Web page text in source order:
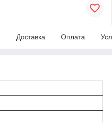
Доставка Оплата